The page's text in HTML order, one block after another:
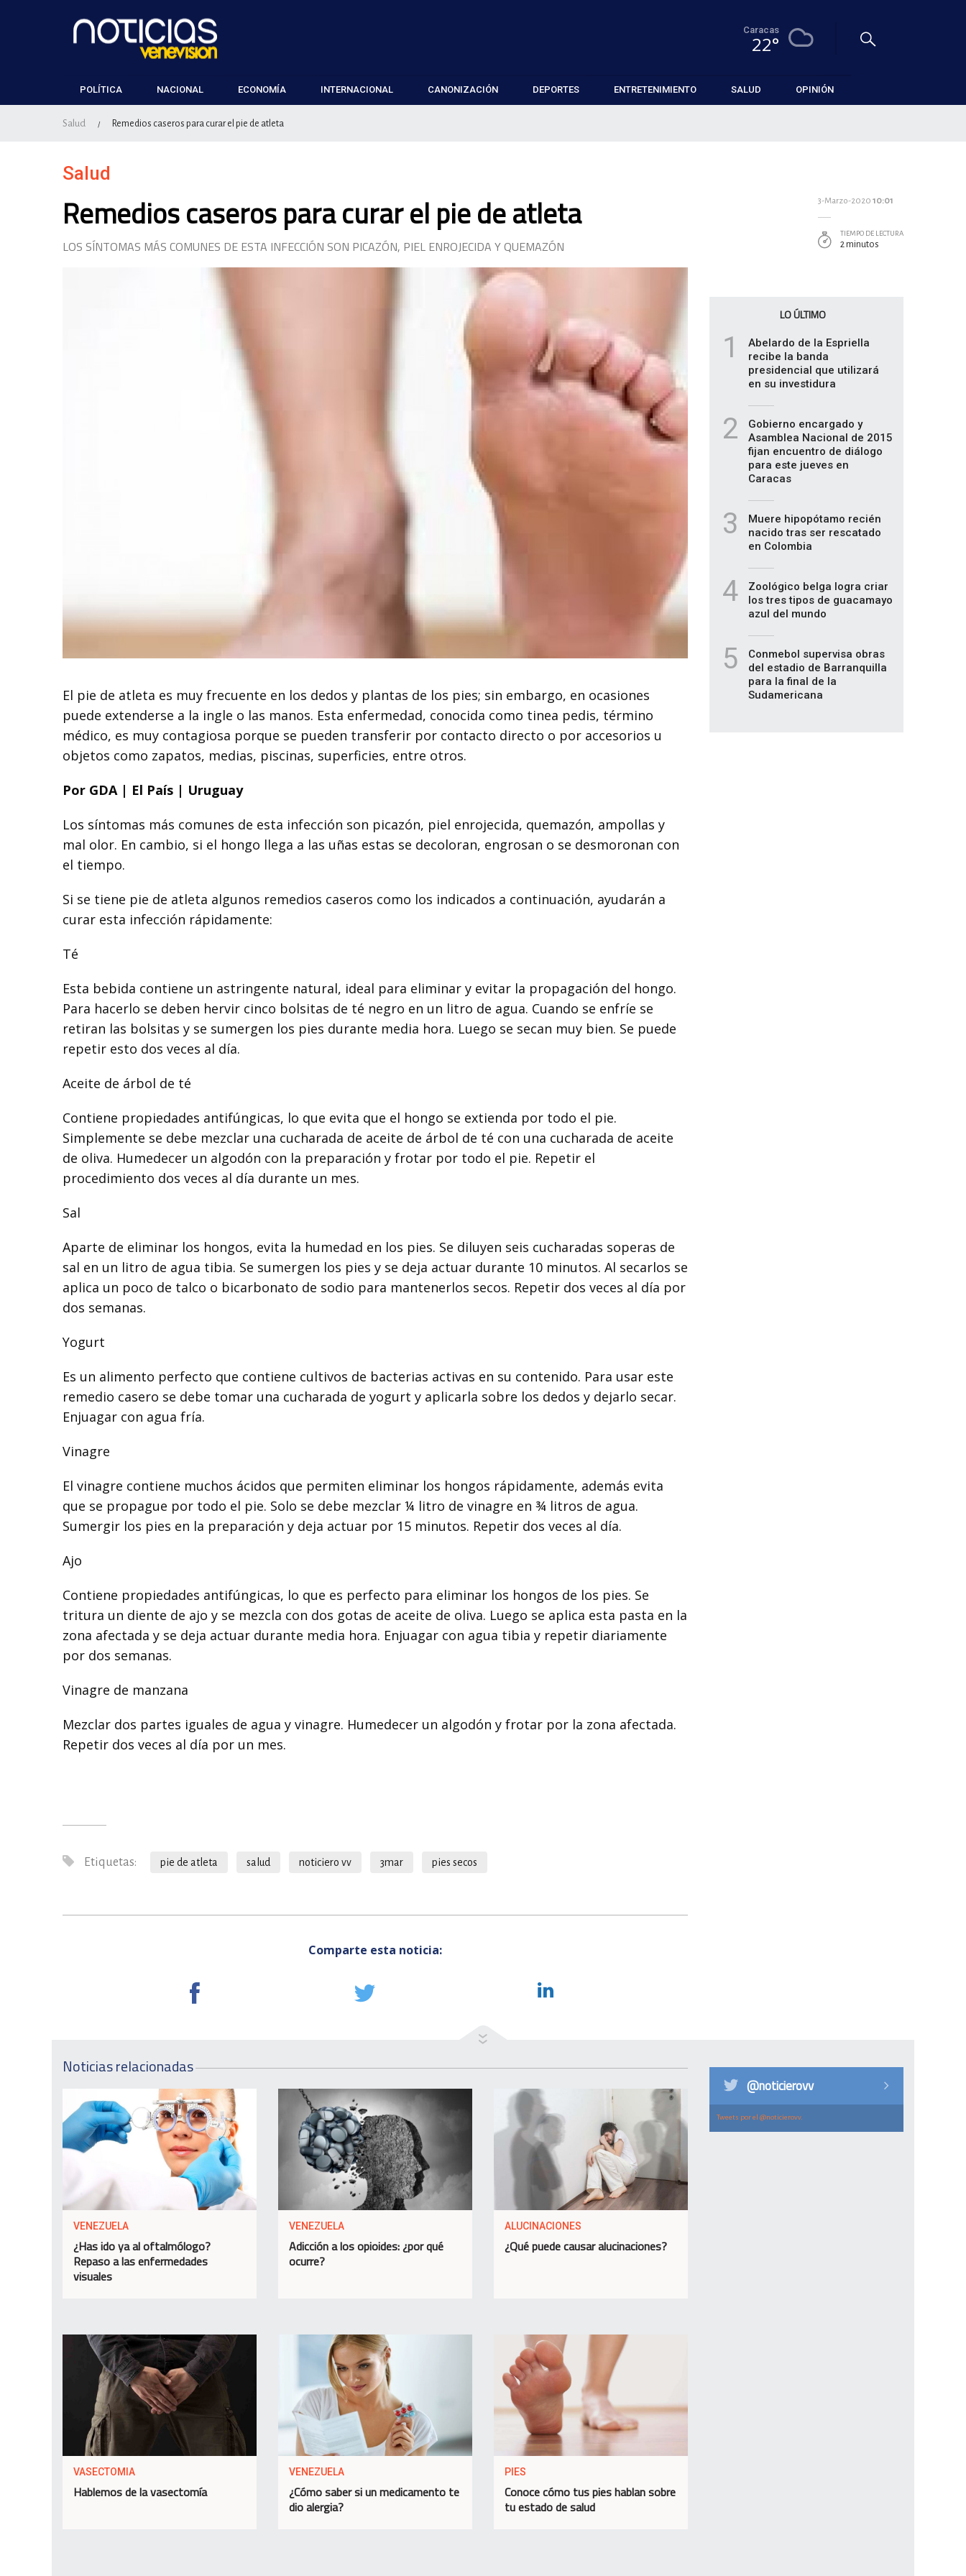
Caracas
22°
POLÍTICA NACIONAL ECONOMÍA INTERNACIONAL CANONIZACIÓN DEPORTES ENTRETENIMIENTO SALUD OPINIÓN
Salud / Remedios caseros para curar el pie de atleta
Salud
Remedios caseros para curar el pie de atleta
LOS SÍNTOMAS MÁS COMUNES DE ESTA INFECCIÓN SON PICAZÓN, PIEL ENROJECIDA Y QUEMAZÓN
El pie de atleta es muy frecuente en los dedos y plantas de los pies; sin embargo, en ocasiones
puede extenderse a la ingle o las manos. Esta enfermedad, conocida como tinea pedis, término
médico, es muy contagiosa porque se pueden transferir por contacto directo o por accesorios u
objetos como zapatos, medias, piscinas, superficies, entre otros.
Por GDA | El País | Uruguay
Los síntomas más comunes de esta infección son picazón, piel enrojecida, quemazón, ampollas y
mal olor. En cambio, si el hongo llega a las uñas estas se decoloran, engrosan o se desmoronan con
el tiempo.
Si se tiene pie de atleta algunos remedios caseros como los indicados a continuación, ayudarán a
curar esta infección rápidamente:
Té
Esta bebida contiene un astringente natural, ideal para eliminar y evitar la propagación del hongo.
Para hacerlo se deben hervir cinco bolsitas de té negro en un litro de agua. Cuando se enfríe se
retiran las bolsitas y se sumergen los pies durante media hora. Luego se secan muy bien. Se puede
repetir esto dos veces al día.
Aceite de árbol de té
Contiene propiedades antifúngicas, lo que evita que el hongo se extienda por todo el pie.
Simplemente se debe mezclar una cucharada de aceite de árbol de té con una cucharada de aceite
de oliva. Humedecer un algodón con la preparación y frotar por todo el pie. Repetir el
procedimiento dos veces al día durante un mes.
Sal
Aparte de eliminar los hongos, evita la humedad en los pies. Se diluyen seis cucharadas soperas de
sal en un litro de agua tibia. Se sumergen los pies y se deja actuar durante 10 minutos. Al secarlos se
aplica un poco de talco o bicarbonato de sodio para mantenerlos secos. Repetir dos veces al día por
dos semanas.
Yogurt
Es un alimento perfecto que contiene cultivos de bacterias activas en su contenido. Para usar este
remedio casero se debe tomar una cucharada de yogurt y aplicarla sobre los dedos y dejarlo secar.
Enjuagar con agua fría.
Vinagre
El vinagre contiene muchos ácidos que permiten eliminar los hongos rápidamente, además evita
que se propague por todo el pie. Solo se debe mezclar ¼ litro de vinagre en ¾ litros de agua.
Sumergir los pies en la preparación y deja actuar por 15 minutos. Repetir dos veces al día.
Ajo
Contiene propiedades antifúngicas, lo que es perfecto para eliminar los hongos de los pies. Se
tritura un diente de ajo y se mezcla con dos gotas de aceite de oliva. Luego se aplica esta pasta en la
zona afectada y se deja actuar durante media hora. Enjuagar con agua tibia y repetir diariamente
por dos semanas.
Vinagre de manzana
Mezclar dos partes iguales de agua y vinagre. Humedecer un algodón y frotar por la zona afectada.
Repetir dos veces al día por un mes.
Etiquetas: pie de atleta salud noticiero vv 3mar pies secos
Comparte esta noticia:
3-Marzo-2020 10:01
TIEMPO DE LECTURA
2 minutos
LO ÚLTIMO
1
Abelardo de la Espriella
recibe la banda
presidencial que utilizará
en su investidura
2
Gobierno encargado y
Asamblea Nacional de 2015
fijan encuentro de diálogo
para este jueves en
Caracas
3
Muere hipopótamo recién
nacido tras ser rescatado
en Colombia
4
Zoológico belga logra criar
los tres tipos de guacamayo
azul del mundo
5
Conmebol supervisa obras
del estadio de Barranquilla
para la final de la
Sudamericana
Noticias relacionadas
VENEZUELA
¿Has ido ya al oftalmólogo?
Repaso a las enfermedades
visuales
VENEZUELA
Adicción a los opioides: ¿por qué
ocurre?
ALUCINACIONES
¿Qué puede causar alucinaciones?
VASECTOMIA
Hablemos de la vasectomía
VENEZUELA
¿Cómo saber si un medicamento te
dio alergia?
PIES
Conoce cómo tus pies hablan sobre
tu estado de salud
@noticierovv
Tweets por el @noticierovv.